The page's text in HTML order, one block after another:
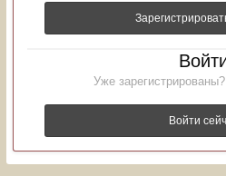
Уже
Войти